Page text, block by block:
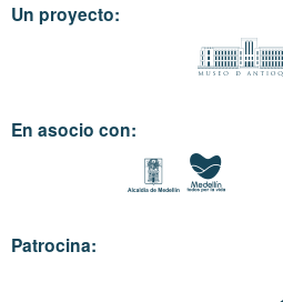
Un proyecto:
En asocio con:
Patrocina: